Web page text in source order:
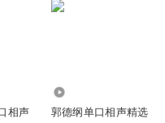
相声 郭德纲单口相声精选